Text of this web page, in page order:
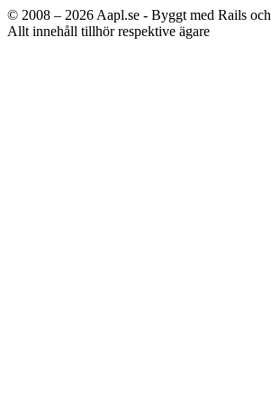
© 2008 – 2026 Aapl.se - Byggt med Rails
Allt innehåll tillhör respektive ägare